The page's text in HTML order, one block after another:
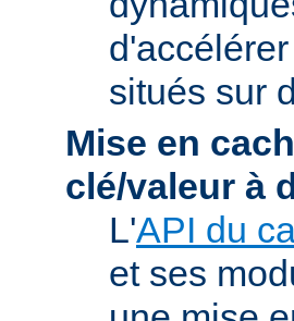
situés sur
Mise en
clé/valeur à
L'API du
et ses